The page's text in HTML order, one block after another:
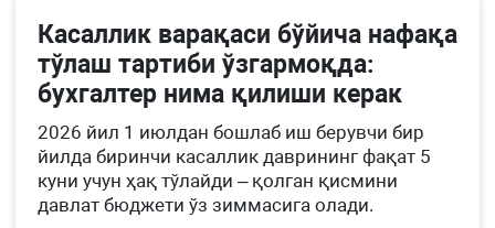
Касаллик варақаси бўйича нафақа
тўлаш тартиби ўзгармоқда:
бухгалтер нима қилиши керак
2026 йил 1 июлдан бошлаб иш берувчи бир
йилда биринчи касаллик даврининг фақат 5
куни учун ҳақ тўлайди – қолган қисмини
давлат бюджети ўз зиммасига олади.